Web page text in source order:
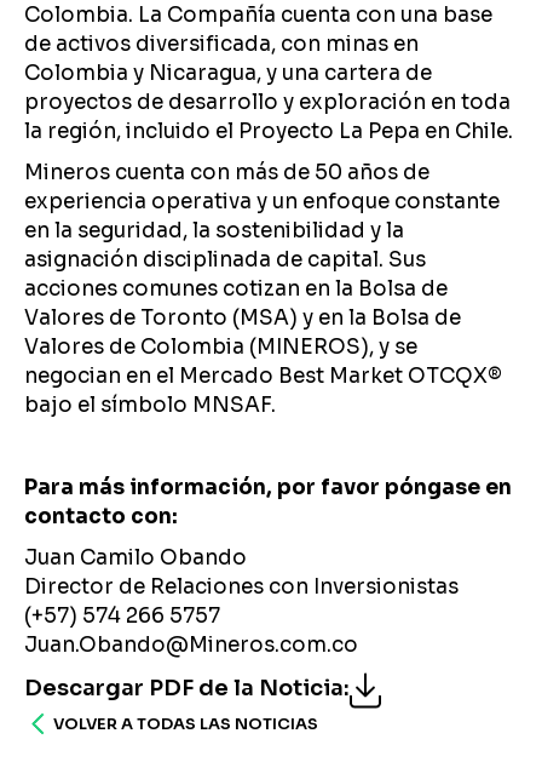
Colombia. La Compañía cuenta con una base
de activos diversificada, con minas en
Colombia y Nicaragua, y una cartera de
proyectos de desarrollo y exploración en toda
la región, incluido el Proyecto La Pepa en Chile.
Mineros cuenta con más de 50 años de
experiencia operativa y un enfoque constante
en la seguridad, la sostenibilidad y la
asignación disciplinada de capital. Sus
acciones comunes cotizan en la Bolsa de
Valores de Toronto (MSA) y en la Bolsa de
Valores de Colombia (MINEROS), y se
negocian en el Mercado Best Market OTCQX®️
bajo el símbolo MNSAF.
Para más información, por favor póngase en
contacto con:
Juan Camilo Obando
Director de Relaciones con Inversionistas
(+57) 574 266 5757
Juan.Obando@Mineros.com.co
Descargar PDF de la Noticia:
VOLVER A TODAS LAS NOTICIAS